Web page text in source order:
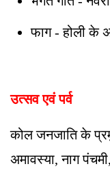
फाग - होली के
उत्सव एवं पर्व
कोल जनजाति के
अमावस्या, नाग